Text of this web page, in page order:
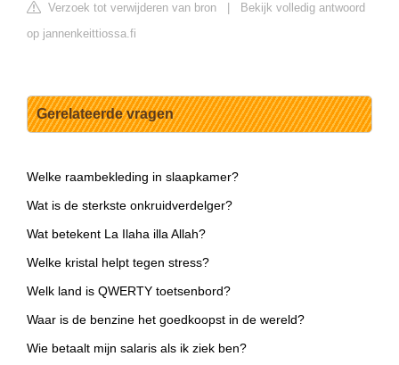
Verzoek tot verwijderen van bron
Bekijk volledig antwoord
op jannenkeittiossa.fi
Gerelateerde vragen
Welke raambekleding in slaapkamer?
Wat is de sterkste onkruidverdelger?
Wat betekent La Ilaha illa Allah?
Welke kristal helpt tegen stress?
Welk land is QWERTY toetsenbord?
Waar is de benzine het goedkoopst in de wereld?
Wie betaalt mijn salaris als ik ziek ben?